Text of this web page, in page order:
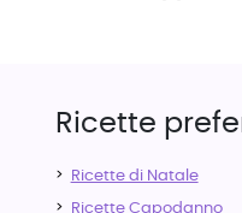
Ricette
Ricette di Natale
Ricette Capodanno